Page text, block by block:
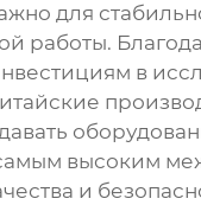
для
работы.
в
высоким
и